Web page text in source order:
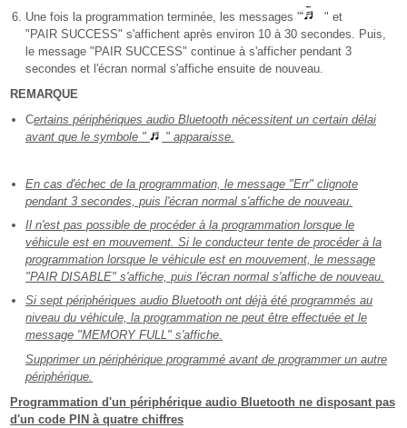
Une fois la programmation terminée, les messages "
" et
"PAIR SUCCESS" s'affichent après environ 10 à 30 secondes. Puis,
le message "PAIR SUCCESS" continue à s'afficher pendant 3
secondes et l'écran normal s'affiche ensuite de nouveau.
REMARQUE
Certains périphériques audio Bluetooth nécessitent un certain délai
avant que le symbole "
" apparaisse.
En cas d'échec de la programmation, le message "Err" clignote
pendant 3 secondes, puis l'écran normal s'affiche de nouveau.
Il n'est pas possible de procéder à la programmation lorsque le
véhicule est en mouvement. Si le conducteur tente de procéder à la
programmation lorsque le véhicule est en mouvement, le message
"PAIR DISABLE" s'affiche, puis l'écran normal s'affiche de nouveau.
Si sept périphériques audio Bluetooth ont déjà été programmés au
niveau du véhicule, la programmation ne peut être effectuée et le
message "MEMORY FULL" s'affiche.
Supprimer un périphérique programmé avant de programmer un autre
périphérique.
Programmation d'un périphérique audio Bluetooth ne disposant pas
d'un code PIN à quatre chiffres